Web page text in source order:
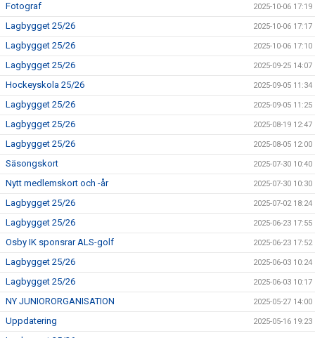
Fotograf 2025-10-06 17:19
Lagbygget 25/26 2025-10-06 17:17
Lagbygget 25/26 2025-10-06 17:10
Lagbygget 25/26 2025-09-25 14:07
Hockeyskola 25/26 2025-09-05 11:34
Lagbygget 25/26 2025-09-05 11:25
Lagbygget 25/26 2025-08-19 12:47
Lagbygget 25/26 2025-08-05 12:00
Säsongskort 2025-07-30 10:40
Nytt medlemskort och -år 2025-07-30 10:30
Lagbygget 25/26 2025-07-02 18:24
Lagbygget 25/26 2025-06-23 17:55
Osby IK sponsrar ALS-golf 2025-06-23 17:52
Lagbygget 25/26 2025-06-03 10:24
Lagbygget 25/26 2025-06-03 10:17
NY JUNIORORGANISATION 2025-05-27 14:00
Uppdatering 2025-05-16 19:23